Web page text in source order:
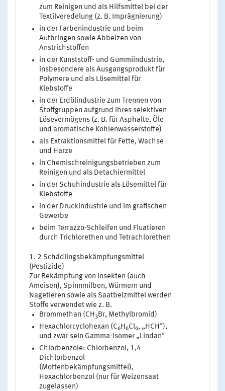
zum Reinigen und als Hilfsmittel bei der
Textilveredelung (z. B. Imprägnierung)
in der Farbenindustrie und beim
Aufbringen sowie Abbeizen von
Anstrichstoffen
in der Kunststoff- und Gummiindustrie,
insbesondere als Ausgangsprodukt für
Polymere und als Lösemittel für
Klebstoffe
in der Erdölindustrie zum Trennen von
Stoffgruppen aufgrund ihres selektiven
Lösevermögens (z. B. für Asphalte, Öle
und aromatische Kohlenwasserstoffe)
als Extraktionsmittel für Fette, Wachse
und Harze
in Chemischreinigungsbetrieben zum
Reinigen und als Detachiermittel
in der Schuhindustrie als Lösemittel für
Klebstoffe
in der Druckindustrie und im grafischen
Gewerbe
beim Terrazzo-Schleifen und Fluatieren
durch Trichlorethen und Tetrachlorethen
2 Schädlingsbekämpfungsmittel
(Pestizide)
Zur Bekämpfung von Insekten (auch
Ameisen), Spinnmilben, Würmern und
Nagetieren sowie als Saatbeizmittel werden
Stoffe verwendet wie z. B.
Brommethan (CH3Br, Methylbromid)
Hexachlorcyclohexan (C6H6Cl6, „HCH"),
und zwar sein Gamma-Isomer „Lindan"
Chlorbenzole: Chlorbenzol, 1,4-
Dichlorbenzol
(Mottenbekämpfungsmittel),
Hexachlorbenzol (nur für Weizensaat
zugelassen)